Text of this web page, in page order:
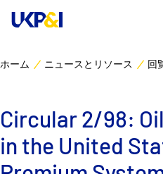
リスクマネジメント
Industry Expertise
ホーム ニュースとリソース 回
Circular 2/98:
in the United